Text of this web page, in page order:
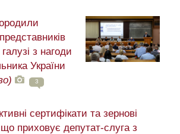
з нагоди
України
3
сертифікати та зернові
що приховує депутат-слуга з